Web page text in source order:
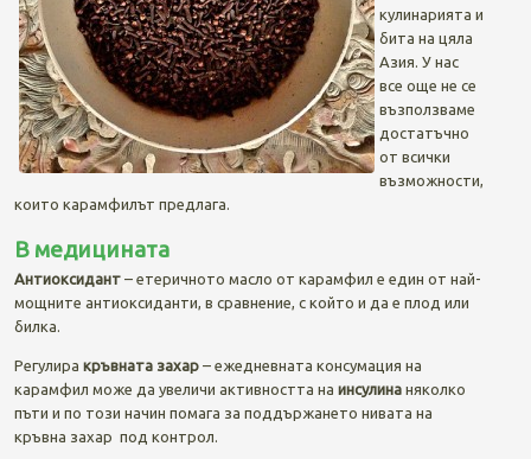
кулинарията и
бита на цяла
Азия. У нас
все още не се
възползваме
достатъчно
от всички
възможности,
които карамфилът предлага.
В медицината
Антиоксидант– етеричното масло от карамфил е един от най-
мощните антиоксиданти, в сравнение, с който и да е плод или
билка.
Регулира кръвната захар– ежедневната консумация на
карамфил може да увеличи активността на инсулинаняколко
пъти и по този начин помага за поддържането нивата на
кръвна захар под контрол.